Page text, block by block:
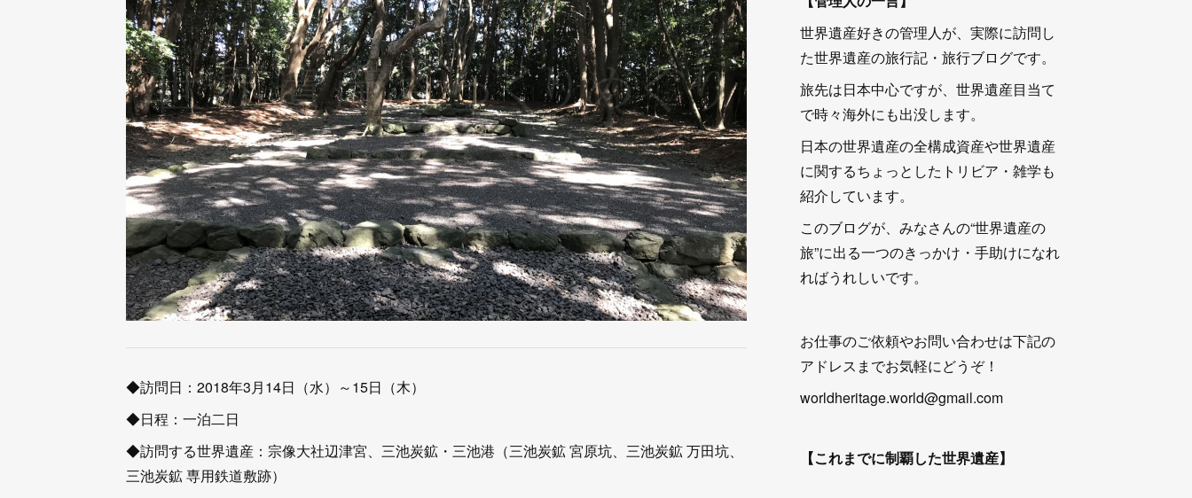
◆訪問日：2018年3月14日（水）～15日（木）
◆日程：一泊二日
◆訪問する世界遺産：宗像大社辺津宮、三池炭鉱・三池港（三池炭鉱 宮原坑、三池炭鉱 万田坑、
三池炭鉱 専用鉄道敷跡）
世界遺産好きの管理人が、実際に訪問し
た世界遺産の旅行記・旅行ブログです。
旅先は日本中心ですが、世界遺産目当て
で時々海外にも出没します。
日本の世界遺産の全構成資産や世界遺産
に関するちょっとしたトリビア・雑学も
紹介しています。
このブログが、みなさんの“世界遺産の
旅”に出る一つのきっかけ・手助けになれ
ればうれしいです。
お仕事のご依頼やお問い合わせは下記の
アドレスまでお気軽にどうぞ！
worldheritage.world@gmail.com
【これまでに制覇した世界遺産】